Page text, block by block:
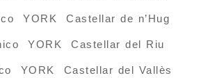
YORK Castellar de n’Hug
YORK Castellar del Riu
YORK Castellar del Vallès